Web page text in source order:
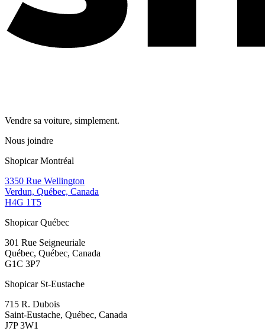
Vendre sa voiture, simplement.
Nous joindre
Shopicar Montréal
3350 Rue Wellington
Verdun, Québec, Canada
H4G 1T5
Shopicar Québec
301 Rue Seigneuriale
Québec, Québec, Canada
G1C 3P7
Shopicar St-Eustache
715 R. Dubois
Saint-Eustache, Québec, Canada
J7P 3W1